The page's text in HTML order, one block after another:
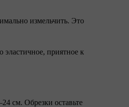
измельчить. Это
эластичное, приятное к
см. Обрезки оставьте